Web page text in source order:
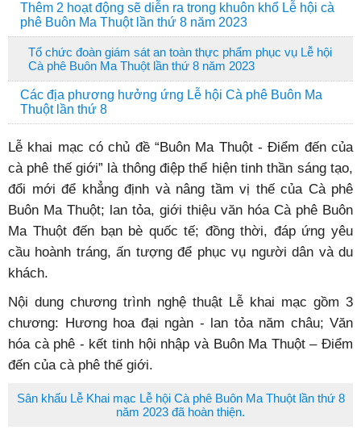
Thêm 2 hoạt động sẽ diễn ra trong khuôn khổ Lễ hội cà
phê Buôn Ma Thuột lần thứ 8 năm 2023
Tổ chức đoàn giám sát an toàn thực phẩm phục vụ Lễ hội
Cà phê Buôn Ma Thuột lần thứ 8 năm 2023
Các địa phương hưởng ứng Lễ hội Cà phê Buôn Ma
Thuột lần thứ 8
Lễ khai mạc có chủ đề “Buôn Ma Thuột - Điểm đến của
cà phê thế giới” là thông điệp thể hiện tinh thần sáng tạo,
đổi mới để khẳng định và nâng tầm vị thế của Cà phê
Buôn Ma Thuột; lan tỏa, giới thiệu văn hóa Cà phê Buôn
Ma Thuột đến bạn bè quốc tế; đồng thời, đáp ứng yêu
cầu hoành tráng, ấn tượng để phục vụ người dân và du
khách.
Nội dung chương trình nghệ thuật Lễ khai mạc gồm 3
chương: Hương hoa đại ngàn - lan tỏa năm châu; Văn
hóa cà phê - kết tinh hội nhập và Buôn Ma Thuột – Điểm
đến của cà phê thế giới.
Sân khấu Lễ Khai mạc Lễ hội Cà phê Buôn Ma Thuột lần thứ 8
năm 2023 đã hoàn thiện.